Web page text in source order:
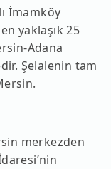
İmamköy
yaklaşık 25
Adana
Şelalenin tam
merkezden